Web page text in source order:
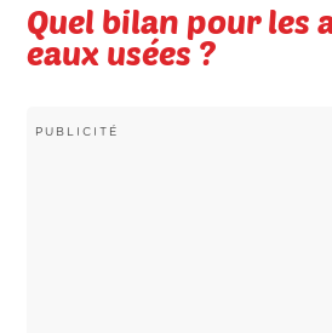
Quel bilan pour les
eaux usées ?